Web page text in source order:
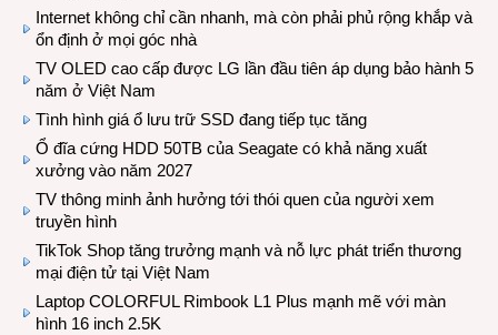
Internet không chỉ cần nhanh, mà còn phải phủ rộng khắp và
ổn định ở mọi góc nhà
TV OLED cao cấp được LG lần đầu tiên áp dụng bảo hành 5
năm ở Việt Nam
Tình hình giá ổ lưu trữ SSD đang tiếp tục tăng
Ổ đĩa cứng HDD 50TB của Seagate có khả năng xuất
xưởng vào năm 2027
TV thông minh ảnh hưởng tới thói quen của người xem
truyền hình
TikTok Shop tăng trưởng mạnh và nỗ lực phát triển thương
mại điện tử tại Việt Nam
Laptop COLORFUL Rimbook L1 Plus mạnh mẽ với màn
hình 16 inch 2.5K